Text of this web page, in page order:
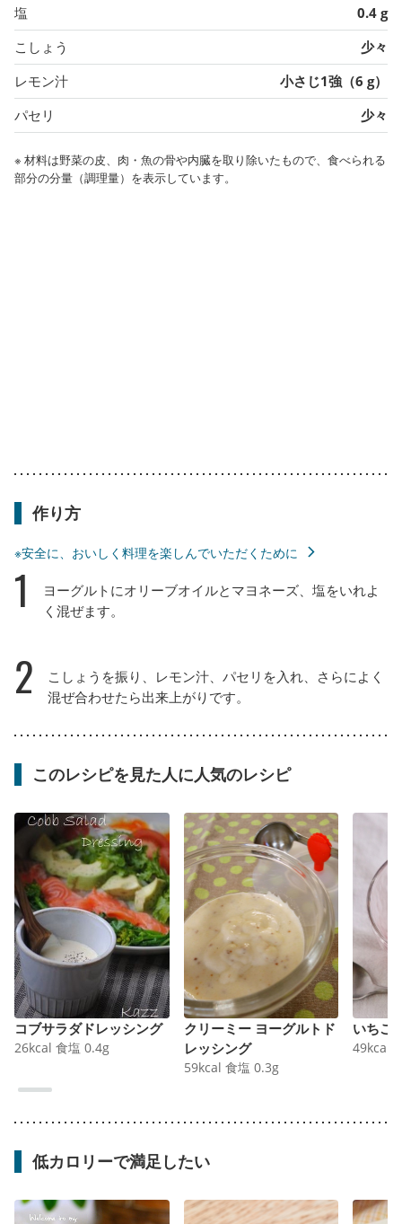
塩
0.4 g
こしょう
少々
レモン汁
小さじ1強（6 g）
パセリ
少々
※ 材料は野菜の皮、肉・魚の骨や内臓を取り除いたもので、食べられる
部分の分量（調理量）を表示しています。
作り方
※安全に、おいしく料理を楽しんでいただくために
1
ヨーグルトにオリーブオイルとマヨネーズ、塩をいれよ
く混ぜます。
2
こしょうを振り、レモン汁、パセリを入れ、さらによく
混ぜ合わせたら出来上がりです。
このレシピを見た人に人気のレシピ
コブサラダドレッシング
26kcal 食塩 0.4g
クリーミー ヨーグルトド
レッシング
59kcal 食塩 0.3g
いちご
49kcal
低カロリーで満足したい